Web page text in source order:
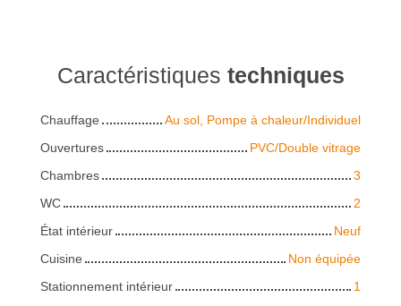
Caractéristiques techniques
Chauffage
Au sol, Pompe à chaleur/Individuel
Ouvertures
PVC/Double vitrage
Chambres
3
WC
2
État intérieur
Neuf
Cuisine
Non équipée
Stationnement intérieur
1